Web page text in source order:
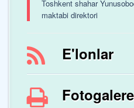
Toshkent shahar
maktabi direktori
E'lonlar